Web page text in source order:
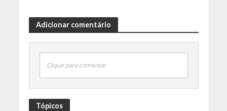
Adicionar comentário
Clique para comentar
Tópicos